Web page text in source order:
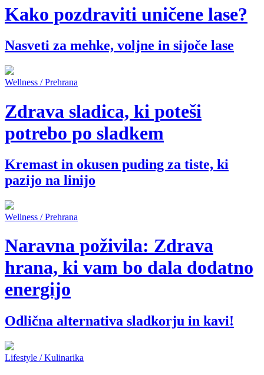
Kako pozdraviti uničene lase?
Nasveti za mehke, voljne in sijoče lase
Wellness / Prehrana
Zdrava sladica, ki poteši
potrebo po sladkem
Kremast in okusen puding za tiste, ki
pazijo na linijo
Wellness / Prehrana
Naravna poživila: Zdrava
hrana, ki vam bo dala dodatno
energijo
Odlična alternativa sladkorju in kavi!
Lifestyle / Kulinarika